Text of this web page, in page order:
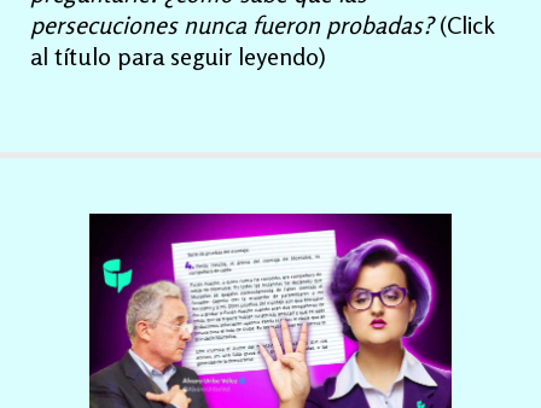
persecuciones nunca fueron probadas?(Click
al título para seguir leyendo)